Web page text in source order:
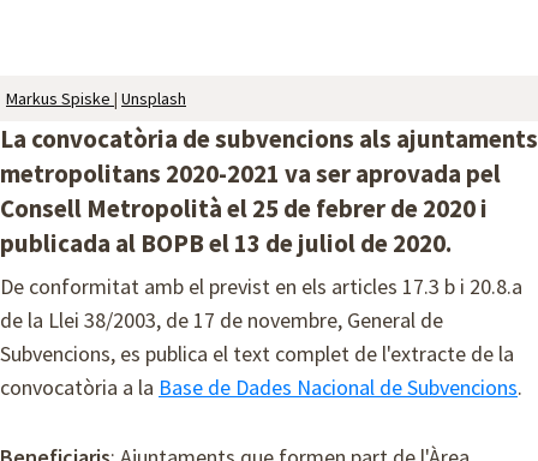
Markus Spiske | Unsplash
La convocatòria de subvencions als ajuntaments
metropolitans 2020-2021 va ser aprovada pel
Consell Metropolità el 25 de febrer de 2020 i
publicada al BOPB el 13 de juliol de 2020.
De conformitat amb el previst en els articles 17.3 b i 20.8.a
de la Llei 38/2003, de 17 de novembre, General de
Subvencions, es publica el text complet de l'extracte de la
convocatòria a la Base de Dades Nacional de Subvencions.